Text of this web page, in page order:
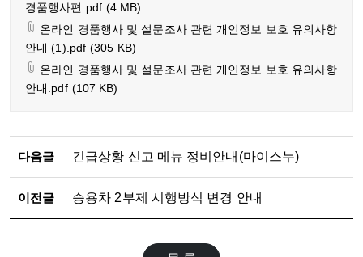
경품행사편.pdf (4 MB)
온라인 경품행사 및 설문조사 관련 개인정보 보호 유의사항
안내 (1).pdf (305 KB)
온라인 경품행사 및 설문조사 관련 개인정보 보호 유의사항
안내.pdf (107 KB)
다음글 긴급상황 신고 메뉴 정비안내(마이스누)
이전글 승용차 2부제 시행방식 변경 안내